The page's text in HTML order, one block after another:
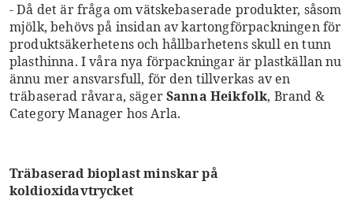
- Då det är fråga om vätskebaserade produkter, såsom
mjölk, behövs på insidan av kartongförpackningen för
produktsäkerhetens och hållbarhetens skull en tunn
plasthinna. I våra nya förpackningar är plastkällan nu
ännu mer ansvarsfull, för den tillverkas av en
träbaserad råvara, sägerSanna Heikfolk, Brand &
Category Manager hos Arla.
Träbaserad bioplast minskar på
koldioxidavtrycket